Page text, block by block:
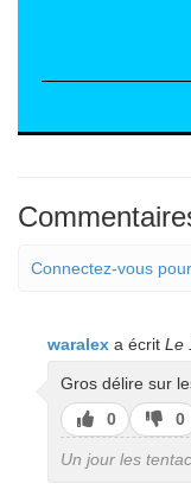
Connectez-vous
waralex a écrit Le
Gros délire sur
J’aime
0 0
Un jour les